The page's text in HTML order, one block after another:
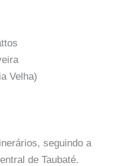
Velha)
seguindo a
de Taubaté.